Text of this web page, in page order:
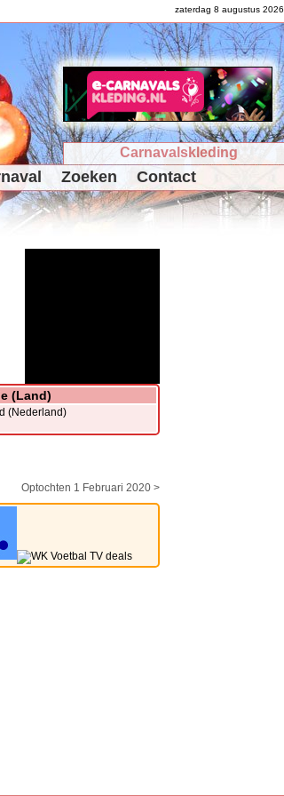
zaterdag 8 augustus 2026
Carnavalskleding
Zoeken Contact
(Land)
(Nederland)
Optochten 1 Februari 2020 >